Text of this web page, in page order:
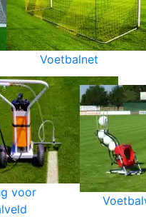
Voetbalnet
voor